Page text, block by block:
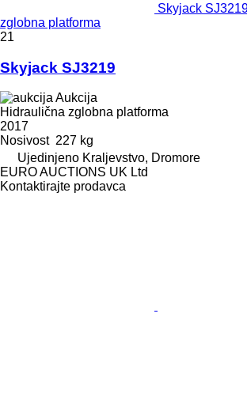
Skyjack
zglobna platforma
21
Skyjack SJ3219
Aukcija
Hidraulična zglobna platforma
2017
Nosivost 227 kg
Ujedinjeno Kraljevstvo, Dromore
EURO AUCTIONS UK Ltd
Kontaktirajte prodavca